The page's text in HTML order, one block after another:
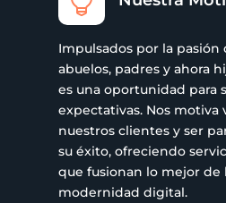
Impulsados por la
abuelos, padres y ahora
es una oportunidad para
expectativas. Nos motiva
nuestros clientes y ser
su éxito, ofreciendo
que fusionan lo mejor de
modernidad digital.